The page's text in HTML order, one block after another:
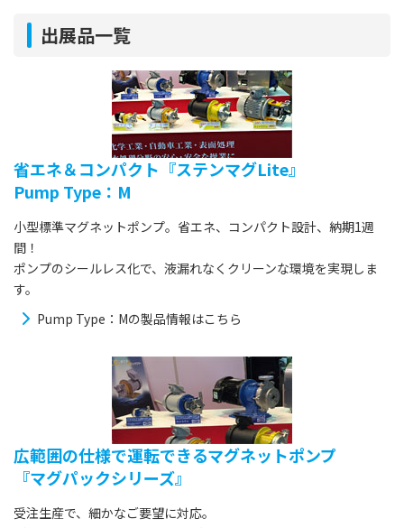
出展品一覧
省エネ＆コンパクト『ステンマグLite』
Pump Type：M
小型標準マグネットポンプ。省エネ、コンパクト設計、納期1週
間！
ポンプのシールレス化で、液漏れなくクリーンな環境を実現しま
す。
Pump Type：Mの製品情報はこちら
広範囲の仕様で運転できるマグネットポンプ
『マグパックシリーズ』
受注生産で、細かなご要望に対応。